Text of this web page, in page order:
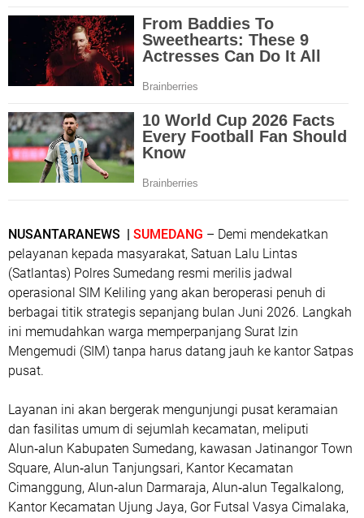
NUSANTARANEWS | SUMEDANG – Demi mendekatkan
pelayanan kepada masyarakat, Satuan Lalu Lintas
(Satlantas) Polres Sumedang resmi merilis jadwal
operasional SIM Keliling yang akan beroperasi penuh di
berbagai titik strategis sepanjang bulan Juni 2026. Langkah
ini memudahkan warga memperpanjang Surat Izin
Mengemudi (SIM) tanpa harus datang jauh ke kantor Satpas
pusat.
Layanan ini akan bergerak mengunjungi pusat keramaian
dan fasilitas umum di sejumlah kecamatan, meliputi
Alun‑alun Kabupaten Sumedang, kawasan Jatinangor Town
Square, Alun‑alun Tanjungsari, Kantor Kecamatan
Cimanggung, Alun‑alun Darmaraja, Alun‑alun Tegalkalong,
Kantor Kecamatan Ujung Jaya, Gor Futsal Vasya Cimalaka,